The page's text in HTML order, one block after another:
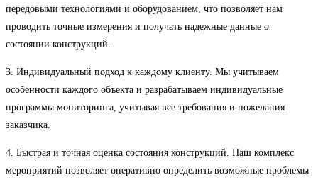
передовыми технологиями и оборудованием, что позволяет нам
проводить точные измерения и получать надежные данные о
состоянии конструкций.
3. Индивидуальный подход к каждому клиенту. Мы учитываем
особенности каждого объекта и разрабатываем индивидуальные
программы мониторинга, учитывая все требования и пожелания
заказчика.
4. Быстрая и точная оценка состояния конструкций. Наш комплекс
мероприятий позволяет оперативно определить возможные проблемы